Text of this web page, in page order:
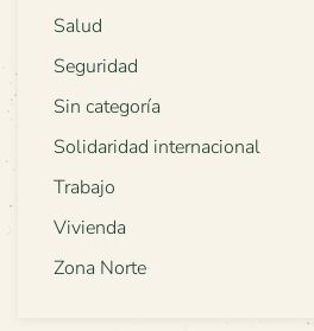
Salud
Seguridad
Sin categoría
Solidaridad internacional
Trabajo
Vivienda
Zona Norte